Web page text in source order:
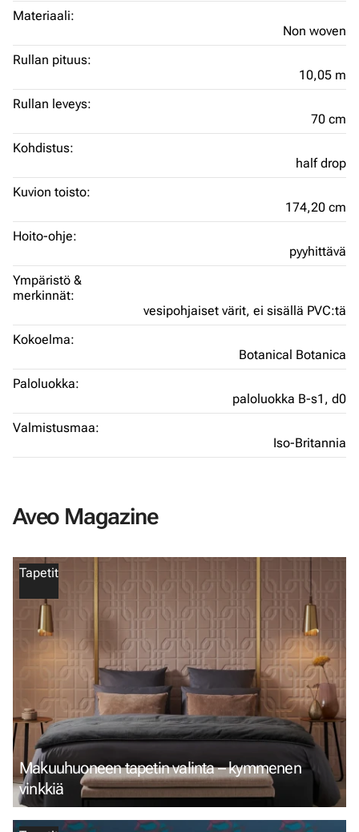
Materiaali:
Non woven
Rullan pituus:
10,05 m
Rullan leveys:
70 cm
Kohdistus:
half drop
Kuvion toisto:
174,20 cm
Hoito-ohje:
pyyhittävä
Ympäristö &
merkinnät:
vesipohjaiset värit, ei sisällä PVC:tä
Kokoelma:
Botanical Botanica
Paloluokka:
paloluokka B-s1, d0
Valmistusmaa:
Iso-Britannia
Aveo Magazine
Tapetit
Makuuhuoneen tapetin valinta – kymmenen
vinkkiä